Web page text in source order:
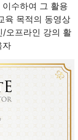
수하여 그 활용
육 목적의 동영상
/오프라인 강의 활
자